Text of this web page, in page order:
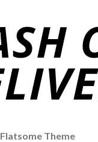
Flatsome Theme